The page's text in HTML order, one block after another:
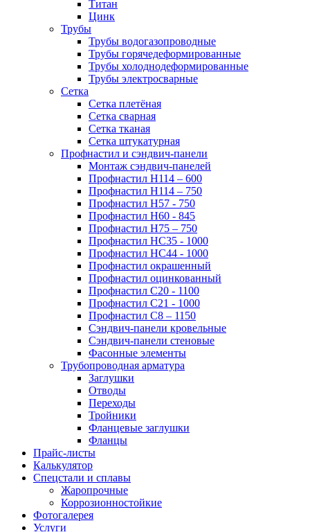
Титан
Цинк
Трубы
Трубы водогазопроводные
Трубы горячедеформированные
Трубы холоднодеформированные
Трубы электросварные
Сетка
Сетка плетёная
Сетка сварная
Сетка тканая
Сетка штукатурная
Профнастил и сэндвич-панели
Монтаж сэндвич-панелей
Профнастил Н114 – 600
Профнастил Н114 – 750
Профнастил Н57 - 750
Профнастил Н60 - 845
Профнастил Н75 – 750
Профнастил НС35 - 1000
Профнастил НС44 - 1000
Профнастил окрашенный
Профнастил оцинкованный
Профнастил С20 - 1100
Профнастил С21 - 1000
Профнастил С8 – 1150
Сэндвич-панели кровельные
Сэндвич-панели стеновые
Фасонные элементы
Трубопроводная арматура
Заглушки
Отводы
Переходы
Тройники
Фланцевые заглушки
Фланцы
Прайс-листы
Калькулятор
Спецстали и сплавы
Жаропрочные
Коррозионностойкие
Фотогалерея
Услуги